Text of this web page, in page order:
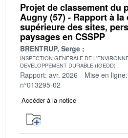
Projet de classement du
Augny (57) - Rapport à
supérieure des sites,
paysages en CSSPP
BRENTRUP, Serge
INSPECTION GENERALE DE
DEVELOPPEMENT DURABLE (IGEDD)
Rapport: avr. 2026 Mise en
n°013295-02
Accéder à la notice